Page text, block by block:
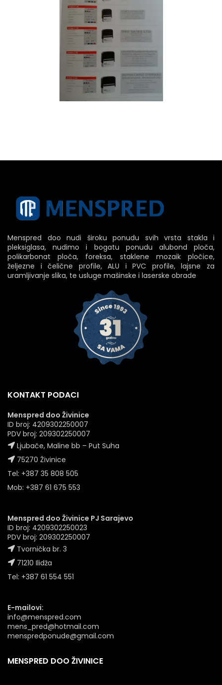
Menspred doo nudi široku ponudu svih vrsta stakla i
pleksiglasa, nudimo i bogatu ponudu alubond ploča,
polikarbonat ploča, foreksa, staklene mozaik pločice,
željezne i čelične profile, ALU i PVC profile, lajsne za
uramljivanje slika, te usluge mašinske i laserske obrade
KONTAKT PODACI
Menspred doo Živinice
ID broj: 4209302250007
PDV broj: 209302250007
Ljubače, Maline bb – Put Suha
75270 Živinice
Tel: +387 35 808 505
Mob: +387 61 675 553
Menspred doo Živinice PJ Sarajevo
ID broj: 4209302250023
PDV broj: 209302250007
Tvornička br. 3
71210 Ilidža
Tel: +387 61 554 551
E-mailovi:
info@menspred.com
mens_pred@hotmail.com
menspredponude@gmail.com
MENSPRED DOO ŽIVINICE